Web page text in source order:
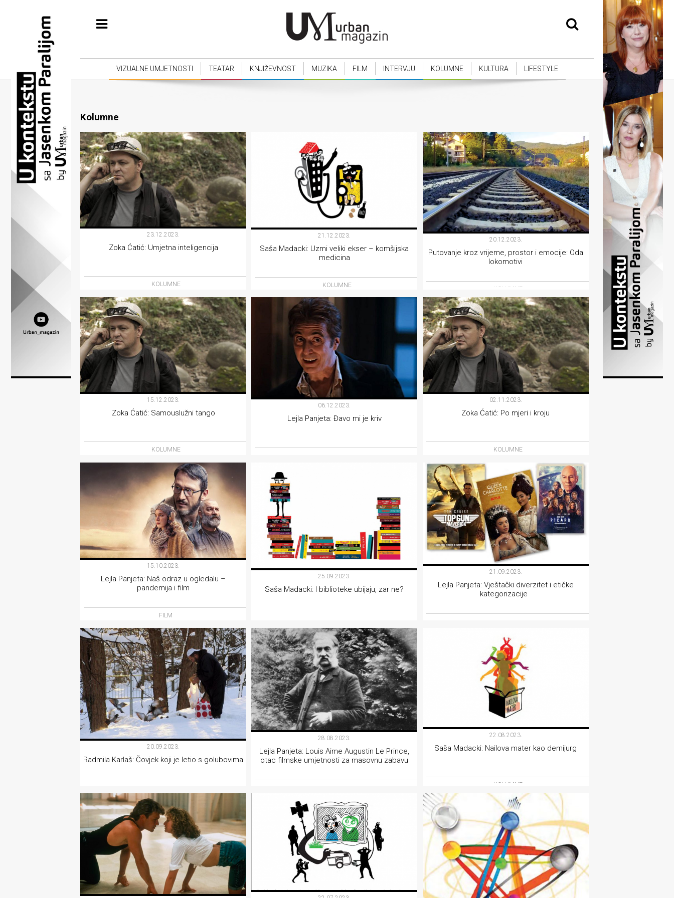
Vizualne
umjetnosti
Teatar
Književnost
Muzika
Film
Intervju
Kolumne
Lifestyle
Beauty
Zdravlje
stolom
u
VIZUALNE UMJETNOSTI TEATAR KNJIŽEVNOST MUZIKA FILM INTERVJU KOLUMNE KULTURA LIFESTYLE
Kolumne
23.12.2023.
Zoka Ćatić: Umjetna inteligencija
KOLUMNE
21.12.2023.
Saša Madacki: Uzmi veliki ekser – komšijska
medicina
KOLUMNE
20.12.2023.
Putovanje kroz vrijeme, prostor i emocije: Oda
lokomotivi
KOLUMNE
15.12.2023.
Zoka Ćatić: Samouslužni tango
KOLUMNE
06.12.2023.
Lejla Panjeta: Đavo mi je kriv
02.11.2023.
Zoka Ćatić: Po mjeri i kroju
KOLUMNE
15.10.2023.
Lejla Panjeta: Naš odraz u ogledalu –
pandemija i film
FILM
25.09.2023.
Saša Madacki: I biblioteke ubijaju, zar ne?
21.09.2023.
Lejla Panjeta: Vještački diverzitet i etičke
kategorizacije
20.09.2023.
Radmila Karlaš: Čovjek koji je letio s golubovima
28.08.2023.
Lejla Panjeta: Louis Aime Augustin Le Prince,
otac filmske umjetnosti za masovnu zabavu
22.08.2023.
Saša Madacki: Nailova mater kao demijurg
KOLUMNE